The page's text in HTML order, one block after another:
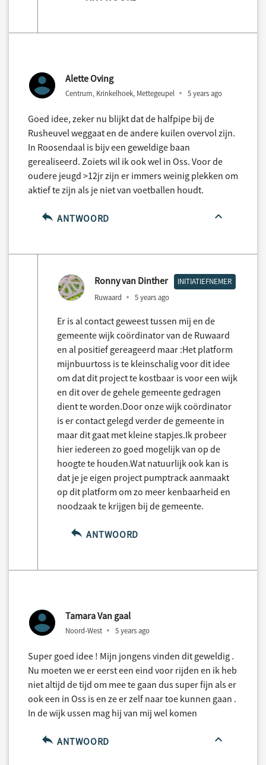
Alette Oving
Centrum, Krinkelhoek, Mettegeupel 5 years ago
Goed idee, zeker nu blijkt dat de halfpipe bij de
Rusheuvel weggaat en de andere kuilen overvol zijn.
In Roosendaal is bijv een geweldige baan
gerealiseerd. Zoiets wil ik ook wel in Oss. Voor de
oudere jeugd >12jr zijn er immers weinig plekken om
aktief te zijn als je niet van voetballen houdt.
ANTWOORD
Ronny van Dinther INITIATIEFNEMER
Ruwaard 5 years ago
Er is al contact geweest tussen mij en de
gemeente wijk coördinator van de Ruwaard
en al positief gereageerd maar :Het platform
mijnbuurtoss is te kleinschalig voor dit idee
om dat dit project te kostbaar is voor een wijk
en dit over de gehele gemeente gedragen
dient te worden.Door onze wijk coördinator
is er contact gelegd verder de gemeente in
maar dit gaat met kleine stapjes.Ik probeer
hier iedereen zo goed mogelijk van op de
hoogte te houden.Wat natuurlijk ook kan is
dat je je eigen project pumptrack aanmaakt
op dit platform om zo meer kenbaarheid en
noodzaak te krijgen bij de gemeente.
ANTWOORD
Tamara Van gaal
Noord-West 5 years ago
Super goed idee ! Mijn jongens vinden dit geweldig .
Nu moeten we er eerst een eind voor rijden en ik heb
niet altijd de tijd om mee te gaan dus super fijn als er
ook een in Oss is en ze er zelf naar toe kunnen gaan .
In de wijk ussen mag hij van mij wel komen
ANTWOORD